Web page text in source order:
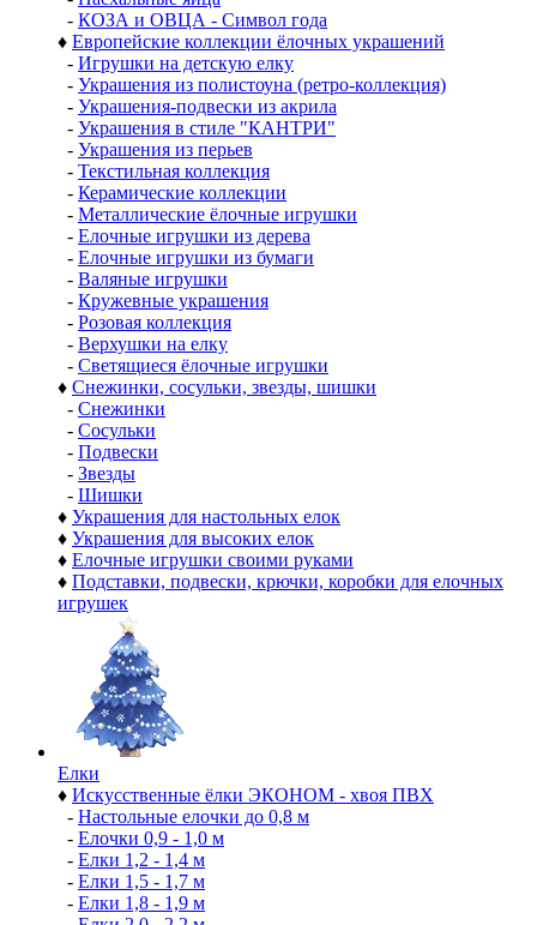
- КОЗА и ОВЦА - Символ года
♦ Европейские коллекции ёлочных украшений
- Игрушки на детскую елку
- Украшения из полистоуна (ретро-коллекция)
- Украшения-подвески из акрила
- Украшения в стиле "КАНТРИ"
- Украшения из перьев
- Текстильная коллекция
- Керамические коллекции
- Металлические ёлочные игрушки
- Елочные игрушки из дерева
- Елочные игрушки из бумаги
- Валяные игрушки
- Кружевные украшения
- Розовая коллекция
- Верхушки на елку
- Светящиеся ёлочные игрушки
♦ Снежинки, сосульки, звезды, шишки
- Снежинки
- Сосульки
- Подвески
- Звезды
- Шишки
♦ Украшения для настольных елок
♦ Украшения для высоких елок
♦ Елочные игрушки своими руками
♦ Подставки, подвески, крючки, коробки для елочных
игрушек
Елки
♦ Искусственные ёлки ЭКОНОМ - хвоя ПВХ
- Настольные елочки до 0,8 м
- Елочки 0,9 - 1,0 м
- Елки 1,2 - 1,4 м
- Елки 1,5 - 1,7 м
- Елки 1,8 - 1,9 м